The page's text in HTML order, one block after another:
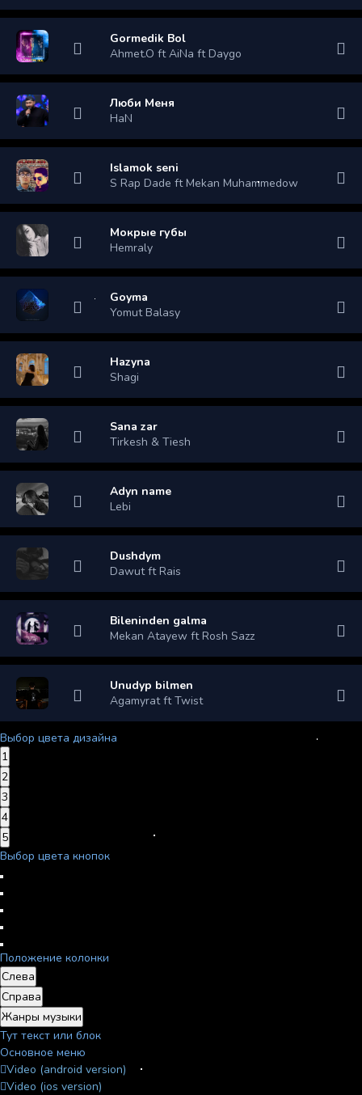
Gormedik Bol
Ahmet.O ft AiNa ft Daygo
Люби Меня
HaN
Islamok seni
S Rap Dade ft Mekan Muhammedow
Мокрые губы
Hemraly
Goyma
Yomut Balasy
Hazyna
Shagi
Sana zar
Tirkesh & Tiesh
Adyn name
Lebi
Dushdym
Dawut ft Rais
Bileninden galma
Mekan Atayew ft Rosh Sazz
Unudyp bilmen
Agamyrat ft Twist
Выбор цвета дизайна
1
2
3
4
5
Выбор цвета кнопок
Положение колонки
Слева
Справа
Жанры музыки
Тут текст или блок
Основное меню
Video (android version)
Video (ios version)